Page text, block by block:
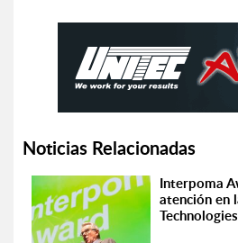
Noticias Relacionadas
Interpoma
atención en
Technologies